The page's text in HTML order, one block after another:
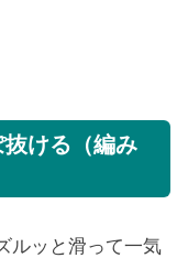
ける（編み
ルッと滑って一気